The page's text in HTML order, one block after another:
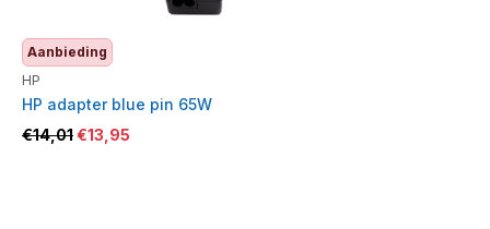
Aanbieding
HP
HP adapter blue pin 65W
€14,01€13,95